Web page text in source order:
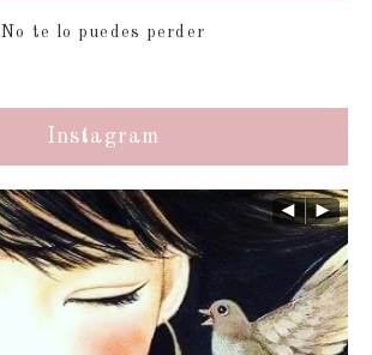
No te lo puedes perder
Instagram